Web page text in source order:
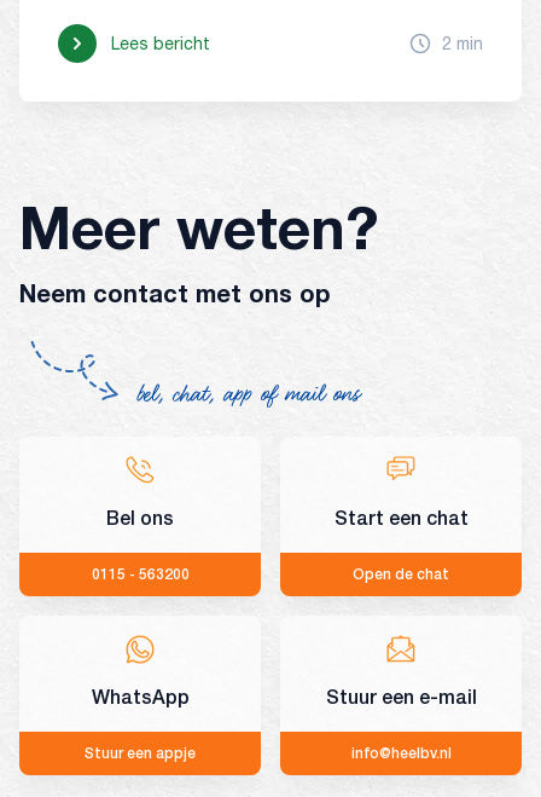
Lees bericht 2 min
Meer weten?
Neem contact met ons op
bel, chat, app of mail ons
Bel ons
0115 - 563200
Start een chat
Open de chat
WhatsApp
Stuur een appje
Stuur een e-mail
info@heelbv.nl